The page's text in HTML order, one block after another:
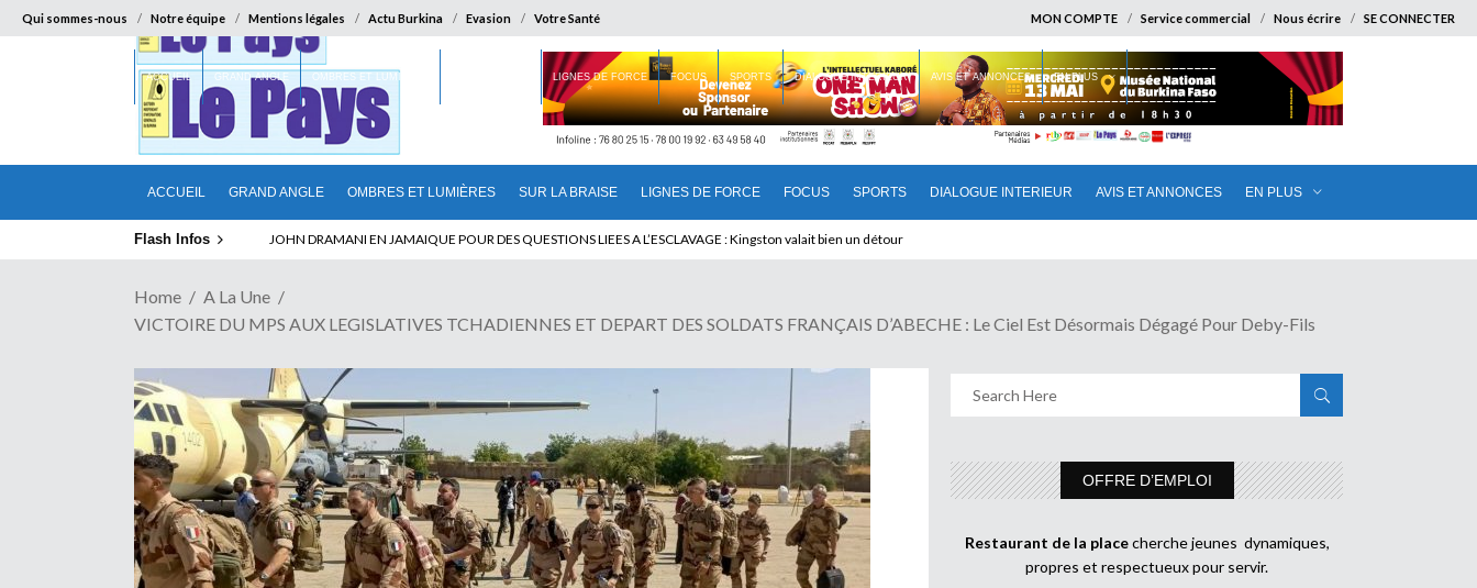
Qui sommes-nous Notre équipe Mentions légales Actu Burkina Evasion Votre Santé MON COMPTE Service commercial Nous écrire SE CONNECTER
ACCUEIL GRAND ANGLE OMBRES ET LUMIÈRES SUR LA BRAISE LIGNES DE FORCE FOCUS SPORTS DIALOGUE INTERIEUR AVIS ET ANNONCES EN PLUS
ACCUEIL GRAND ANGLE OMBRES ET LUMIÈRES LIGNES DE FORCE FOCUS SPORTS DIALOGUE INTERIEUR AVIS ET ANNONCES EN PLUS
Flash Infos ELECTION DE TALON A LA TETE DU SENAT BENINOIS : Quand Patrice quitte le pouvoir sans partir !
Home
A La Une
VICTOIRE DU MPS AUX LEGISLATIVES TCHADIENNES ET DEPART DES SOLDATS FRANÇAIS D’ABECHE : Le Ciel Est Désormais Dégagé Pour Deby-Fils
OFFRE D’EMPLOI
Restaurant de la placecherche jeunes dynamiques,
propres et respectueux pour servir.